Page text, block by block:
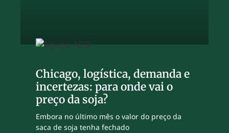
Chicago, logística, demanda e
incertezas: para onde vai o
preço da soja?
Embora no último mês o valor do preço da
saca de soja tenha fechado